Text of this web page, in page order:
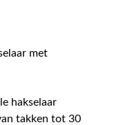
met
hakselaar
takken tot 30